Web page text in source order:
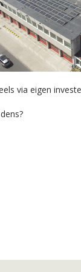
via eigen